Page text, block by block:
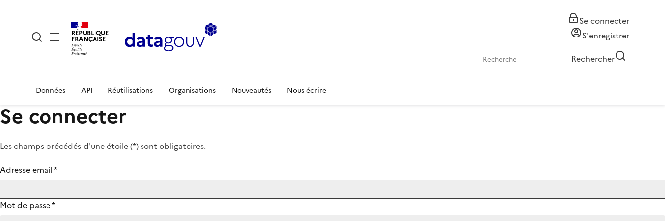
RÉPUBLIQUE
FRANÇAISE
Se connecter
S'enregistrer
Rechercher
Données API Réutilisations Organisations Nouveautés Nous écrire
Se connecter
Les champs précédés d'une étoile (*) sont obligatoires.
Adresse email*
Mot de passe*